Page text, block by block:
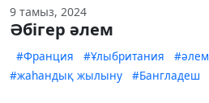
9 тамыз, 2024
Әбігер әлем
#Франция #Ұлыбритания #әлем
#жаһандық жылыну
#Бангладеш